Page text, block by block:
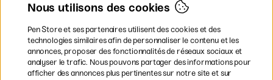
Nous utilisons des cookies
Pen Store et ses partenaires utilisent des cookies et des
technologies similaires afin de personnaliser le contenu et les
annonces, proposer des fonctionnalités de réseaux sociaux et
analyser le trafic. Nous pouvons partager des informations pour
afficher des annonces plus pertinentes sur notre site et sur